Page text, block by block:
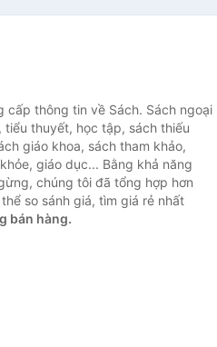
cấp thông tin về Sách. Sách ngoại
thuyết, học tập, sách thiếu
giáo khoa, sách tham khảo,
giáo dục... Bằng khả năng
chúng tôi đã tổng hợp hơn
so sánh giá, tìm giá rẻ nhất
bán hàng.